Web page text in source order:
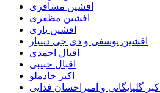
افشین مسافری
افشین مظفری
افشین یاری
افشین یوسفی و دی جی دینیار
اقبال احمدی
اقبال حبیبی
اکبر خادملو
اکبر گلپایگانی و امیراحسان فدایی